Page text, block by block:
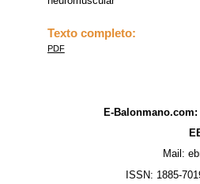
Texto completo:
PDF
E-
Mail:
ISSN: 1885-